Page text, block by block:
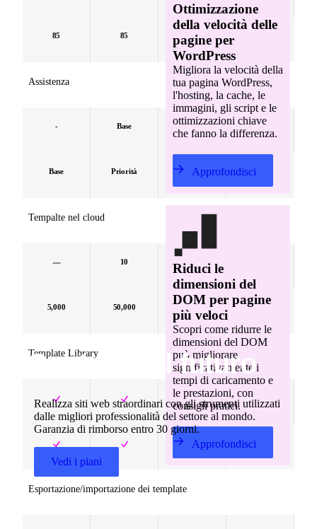
85 85 85
Assistenza
- Base Base Base
Base Priorità Priorità Priorità
Tempalte nel cloud
10
5,000 50,000 30 50,000
Template Library
Esportazione/importazione dei template
Ottimizzazione
della velocità delle
pagine per
WordPress
Migliora la velocità della
tua pagina WordPress,
l'hosting, la cache, le
immagini, gli script e le
ottimizzazioni chiave
che fanno la differenza.
Approfondisci
Riduci le
dimensioni del
DOM per pagine
più veloci
Scopri come ridurre le
dimensioni del DOM
può migliorare
significativamente i
tempi di caricamento e
le prestazioni, con
consigli pratici.
Approfondisci
Costruisci il futuro
Realizza siti web straordinari con gli strumenti utilizzati
dalle migliori professionalità del settore al mondo.
Garanzia di rimborso entro 30 giorni.
Vedi i piani